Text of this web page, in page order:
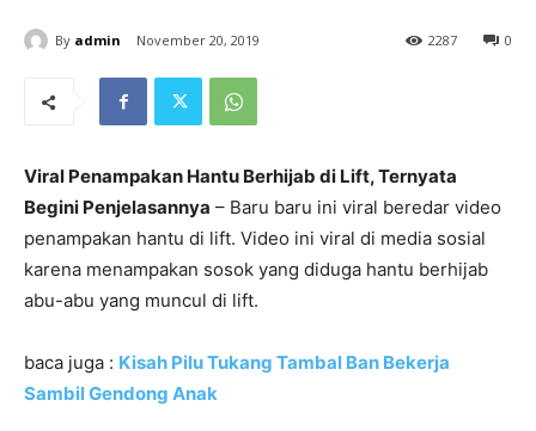
By admin November 20, 2019 0
2287
Viral Penampakan Hantu Berhijab di Lift, Ternyata
Begini Penjelasannya – Baru baru ini viral beredar video
penampakan hantu di lift. Video ini viral di media sosial
karena menampakan sosok yang diduga hantu berhijab
abu-abu yang muncul di lift.
baca juga : Kisah Pilu Tukang Tambal Ban Bekerja
Sambil Gendong Anak